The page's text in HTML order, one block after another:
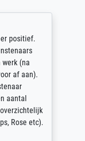
positief.
(na
af aan).
aantal
Rose etc).